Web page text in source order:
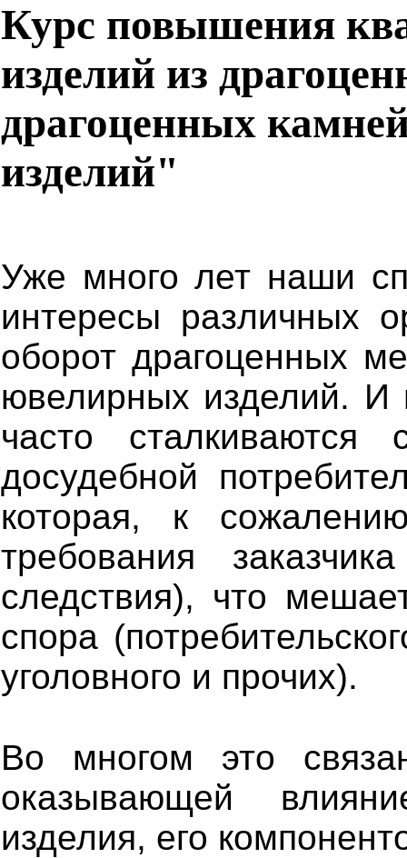
Курс повышения
изделий из
драгоценных
изделий"
Уже много лет наши
интересы различных
оборот драгоценных
ювелирных изделий. И
часто сталкиваются
досудебной
которая, к
требования
следствия), что
спора
уголовного и прочих).
Во многом это
оказывающей
изделия, его